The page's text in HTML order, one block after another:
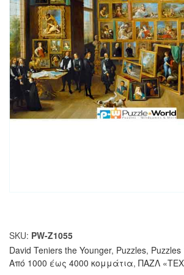
SKU: PW-Z1055
David Teniers the Younger, Puzzles,
Από 1000 έως 4000 κομμάτια, ΠΑΖΛ